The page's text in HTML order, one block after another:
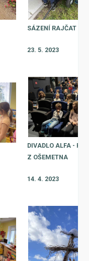
SÁZENÍ RAJČAT A
23. 5. 2023
DIVADLO ALFA -
Z OŠEMETNA
14. 4. 2023